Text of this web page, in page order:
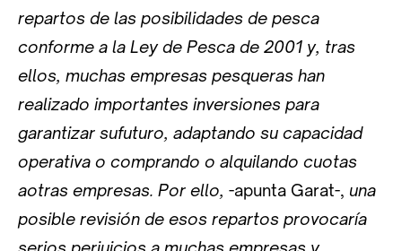
repartos de las posibilidades de pesca
conforme a la Ley de Pesca de 2001 y, tras
ellos, muchas empresas pesqueras han
realizado importantes inversiones para
garantizar sufuturo, adaptando su capacidad
operativa o comprando o alquilando cuotas
aotras empresas. Por ello, -apunta Garat-, una
posible revisión de esos repartos provocaría